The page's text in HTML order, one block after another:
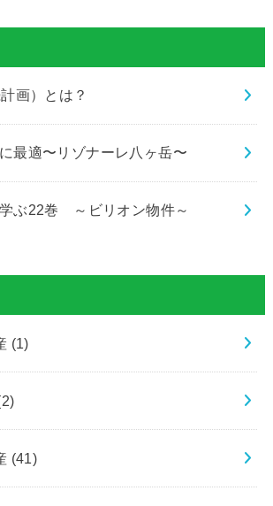
画）とは？
最適〜リゾナーレ八ヶ岳〜
ぶ22巻 ～ビリオン物件～
(1)
(41)